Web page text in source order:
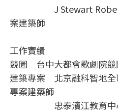
J Stewart Robersts
案建築師
工作實績
競圖 台中大都會歌劇院競
建築專案 北京融科智地全
專案建築師
忠泰濱江教育中心